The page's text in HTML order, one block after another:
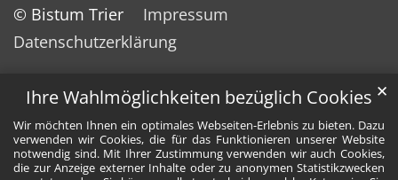
Ihre Wahlmöglichkeiten bezüglich Cookies
Wir möchten Ihnen ein optimales Webseiten-Erlebnis zu bieten. Dazu
verwenden wir Cookies, die für das Funktionieren unserer Website
notwendig sind. Mit Ihrer Zustimmung verwenden wir auch Cookies,
die zur Anzeige externer Inhalte oder zu anonymen Statistikzwecken
✕
© Bistum Trier
Impressum
Datenschutzerklärung